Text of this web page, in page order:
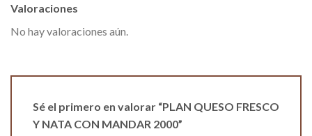
Valoraciones
No hay valoraciones aún.
Sé el primero en valorar “PLAN QUESO FRESCO
Y NATA CON MANDAR 2000”